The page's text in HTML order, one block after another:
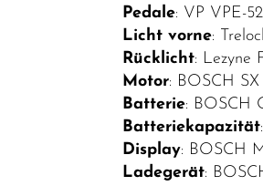
Pedale: VP VPE-
Licht vorne:
Rücklicht: Lezyne
Motor: BOSCH SX
Batterie: BOSCH
Batteriekapazität
Display: BOSCH
Ladegerät: